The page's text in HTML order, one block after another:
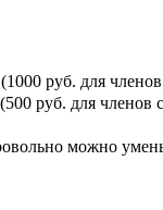
руб. для
руб. для
можно